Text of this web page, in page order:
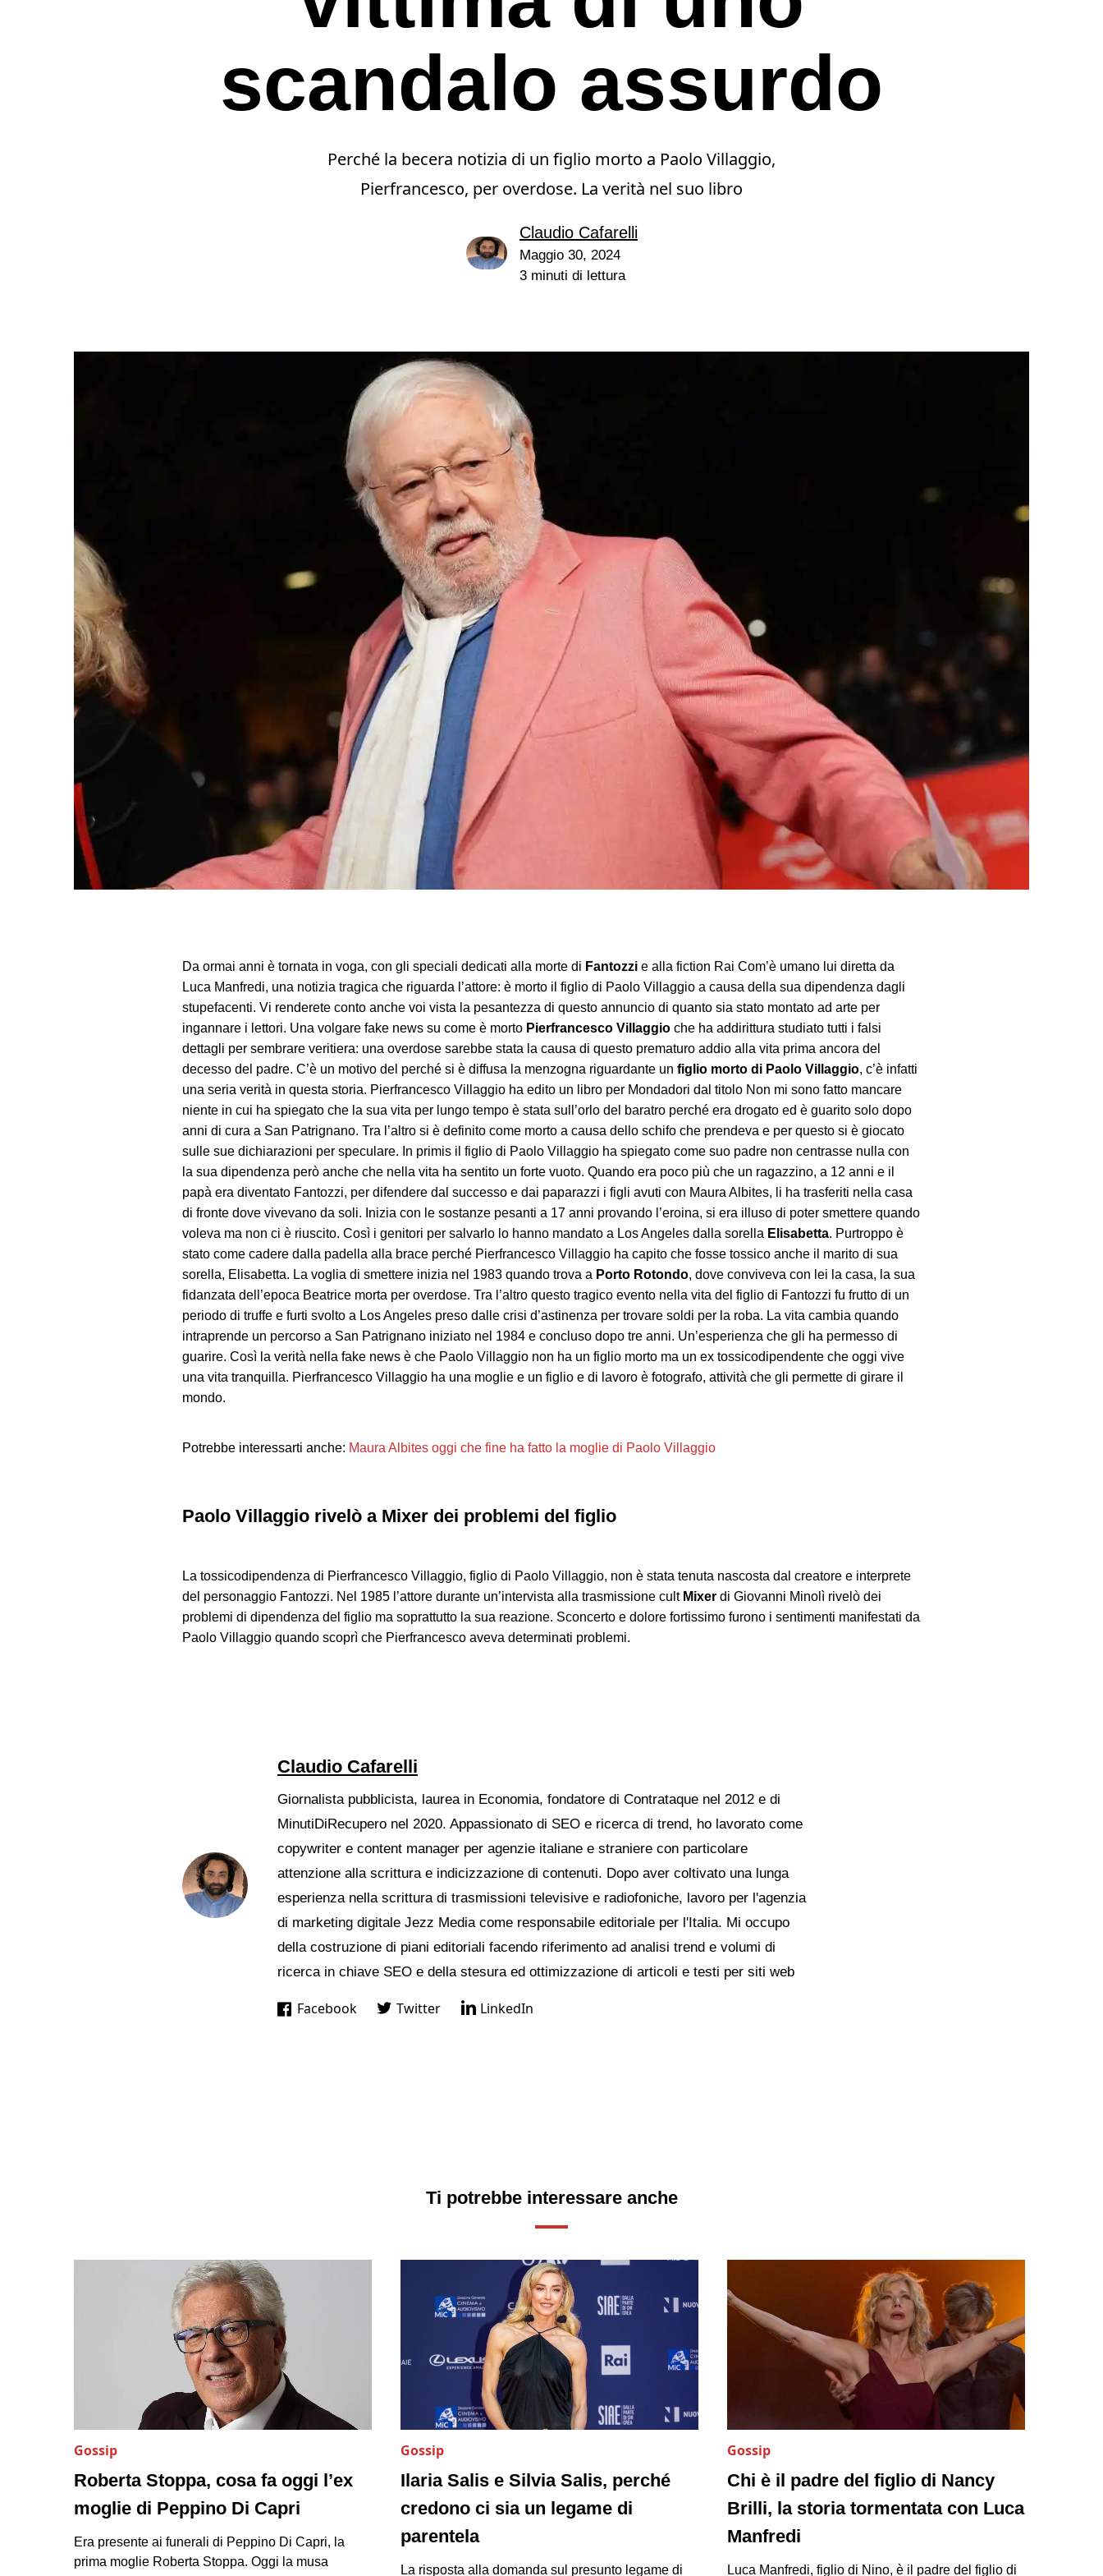
scandalo assurdo
Perché la becera notizia di un figlio morto a Paolo Villaggio,
Pierfrancesco, per overdose. La verità nel suo libro
Claudio Cafarelli
Maggio 30, 2024
3 minuti di lettura
Da ormai anni è tornata in voga, con gli speciali dedicati alla morte di Fantozzi e alla fiction Rai Com’è umano lui diretta da
Luca Manfredi, una notizia tragica che riguarda l’attore: è morto il figlio di Paolo Villaggio a causa della sua dipendenza dagli
stupefacenti. Vi renderete conto anche voi vista la pesantezza di questo annuncio di quanto sia stato montato ad arte per
ingannare i lettori. Una volgare fake news su come è morto Pierfrancesco Villaggio che ha addirittura studiato tutti i falsi
dettagli per sembrare veritiera: una overdose sarebbe stata la causa di questo prematuro addio alla vita prima ancora del
decesso del padre. C’è un motivo del perché si è diffusa la menzogna riguardante un figlio morto di Paolo Villaggio, c’è infatti
una seria verità in questa storia. Pierfrancesco Villaggio ha edito un libro per Mondadori dal titolo Non mi sono fatto mancare
niente in cui ha spiegato che la sua vita per lungo tempo è stata sull’orlo del baratro perché era drogato ed è guarito solo dopo
anni di cura a San Patrignano. Tra l’altro si è definito come morto a causa dello schifo che prendeva e per questo si è giocato
sulle sue dichiarazioni per speculare. In primis il figlio di Paolo Villaggio ha spiegato come suo padre non centrasse nulla con
la sua dipendenza però anche che nella vita ha sentito un forte vuoto. Quando era poco più che un ragazzino, a 12 anni e il
papà era diventato Fantozzi, per difendere dal successo e dai paparazzi i figli avuti con Maura Albites, li ha trasferiti nella casa
di fronte dove vivevano da soli. Inizia con le sostanze pesanti a 17 anni provando l’eroina, si era illuso di poter smettere quando
voleva ma non ci è riuscito. Così i genitori per salvarlo lo hanno mandato a Los Angeles dalla sorella Elisabetta. Purtroppo è
stato come cadere dalla padella alla brace perché Pierfrancesco Villaggio ha capito che fosse tossico anche il marito di sua
sorella, Elisabetta. La voglia di smettere inizia nel 1983 quando trova a Porto Rotondo, dove conviveva con lei la casa, la sua
fidanzata dell’epoca Beatrice morta per overdose. Tra l’altro questo tragico evento nella vita del figlio di Fantozzi fu frutto di un
periodo di truffe e furti svolto a Los Angeles preso dalle crisi d’astinenza per trovare soldi per la roba. La vita cambia quando
intraprende un percorso a San Patrignano iniziato nel 1984 e concluso dopo tre anni. Un’esperienza che gli ha permesso di
guarire. Così la verità nella fake news è che Paolo Villaggio non ha un figlio morto ma un ex tossicodipendente che oggi vive
una vita tranquilla. Pierfrancesco Villaggio ha una moglie e un figlio e di lavoro è fotografo, attività che gli permette di girare il
mondo.
Potrebbe interessarti anche: Maura Albites oggi che fine ha fatto la moglie di Paolo Villaggio
Paolo Villaggio rivelò a Mixer dei problemi del figlio
La tossicodipendenza di Pierfrancesco Villaggio, figlio di Paolo Villaggio, non è stata tenuta nascosta dal creatore e interprete
del personaggio Fantozzi. Nel 1985 l’attore durante un’intervista alla trasmissione cult Mixer di Giovanni Minolì rivelò dei
problemi di dipendenza del figlio ma soprattutto la sua reazione. Sconcerto e dolore fortissimo furono i sentimenti manifestati da
Paolo Villaggio quando scoprì che Pierfrancesco aveva determinati problemi.
Claudio Cafarelli
Giornalista pubblicista, laurea in Economia, fondatore di Contrataque nel 2012 e di
MinutiDiRecupero nel 2020. Appassionato di SEO e ricerca di trend, ho lavorato come
copywriter e content manager per agenzie italiane e straniere con particolare
attenzione alla scrittura e indicizzazione di contenuti. Dopo aver coltivato una lunga
esperienza nella scrittura di trasmissioni televisive e radiofoniche, lavoro per l'agenzia
di marketing digitale Jezz Media come responsabile editoriale per l'Italia. Mi occupo
della costruzione di piani editoriali facendo riferimento ad analisi trend e volumi di
ricerca in chiave SEO e della stesura ed ottimizzazione di articoli e testi per siti web
Facebook Twitter LinkedIn
Ti potrebbe interessare anche
Gossip
Roberta Stoppa, cosa fa oggi l’ex
moglie di Peppino Di Capri
Era presente ai funerali di Peppino Di Capri, la
prima moglie Roberta Stoppa. Oggi la musa
Gossip
Ilaria Salis e Silvia Salis, perché
credono ci sia un legame di
parentela
La risposta alla domanda sul presunto legame di
Gossip
Chi è il padre del figlio di Nancy
Brilli, la storia tormentata con Luca
Manfredi
Luca Manfredi, figlio di Nino, è il padre del figlio di